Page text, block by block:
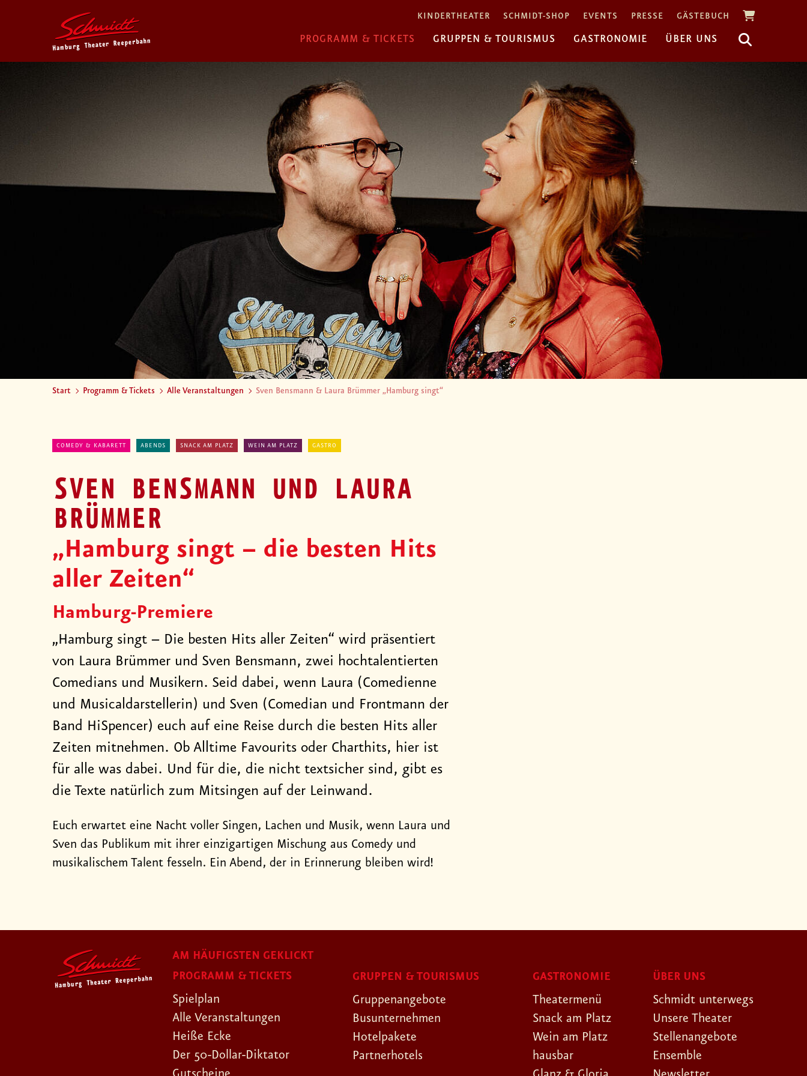
KINDERTHEATER SCHMIDT-SHOP EVENTS PRESSE GÄSTEBUCH
PROGRAMM & TICKETS GRUPPEN & TOURISMUS GASTRONOMIE ÜBER UNS
Start Programm & Tickets Alle Veranstaltungen Sven Bensmann & Laura Brümmer „Hamburg singt“
COMEDY & KABARETT ABENDS SNACK AM PLATZ WEIN AM PLATZ GASTRO
SVEN BENSMANN UND LAURA
BRÜMMER
„Hamburg singt – die besten Hits
aller Zeiten“
Hamburg-Premiere
„Hamburg singt – Die besten Hits aller Zeiten“ wird präsentiert
von Laura Brümmer und Sven Bensmann, zwei hochtalentierten
Comedians und Musikern. Seid dabei, wenn Laura (Comedienne
und Musicaldarstellerin) und Sven (Comedian und Frontmann der
Band HiSpencer) euch auf eine Reise durch die besten Hits aller
Zeiten mitnehmen. Ob Alltime Favourits oder Charthits, hier ist
für alle was dabei. Und für die, die nicht textsicher sind, gibt es
die Texte natürlich zum Mitsingen auf der Leinwand.
Euch erwartet eine Nacht voller Singen, Lachen und Musik, wenn Laura und
Sven das Publikum mit ihrer einzigartigen Mischung aus Comedy und
musikalischem Talent fesseln. Ein Abend, der in Erinnerung bleiben wird!
AM HÄUFIGSTEN GEKLICKT
PROGRAMM & TICKETS
Spielplan
Alle Veranstaltungen
Heiße Ecke
Der 50-Dollar-Diktator
GRUPPEN & TOURISMUS
Gruppenangebote
Busunternehmen
Hotelpakete
Partnerhotels
GASTRONOMIE
Theatermenü
Snack am Platz
Wein am Platz
hausbar
ÜBER UNS
Schmidt unterwegs
Unsere Theater
Stellenangebote
Ensemble